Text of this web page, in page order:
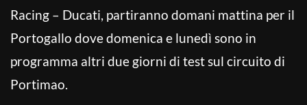
Racing – Ducati, partiranno domani mattina per il
Portogallo dove domenica e lunedì sono in
programma altri due giorni di test sul circuito di
Portimao.